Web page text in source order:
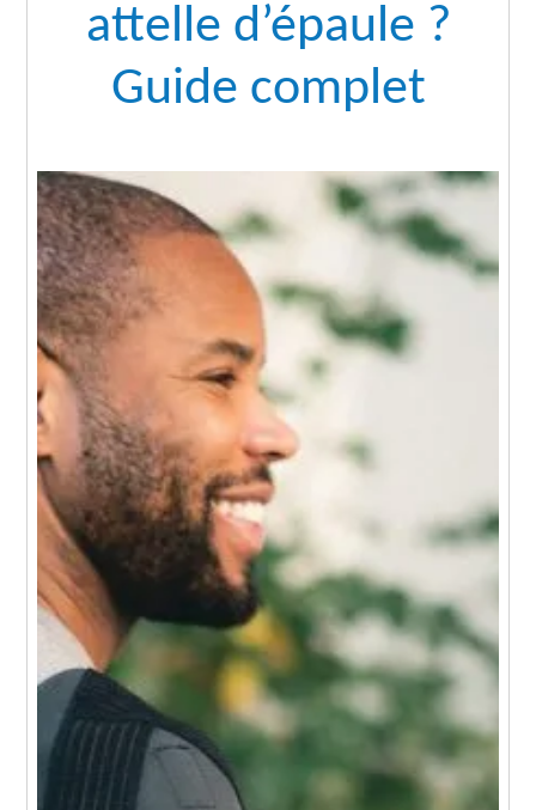
attelle d’épaule ?
Guide complet